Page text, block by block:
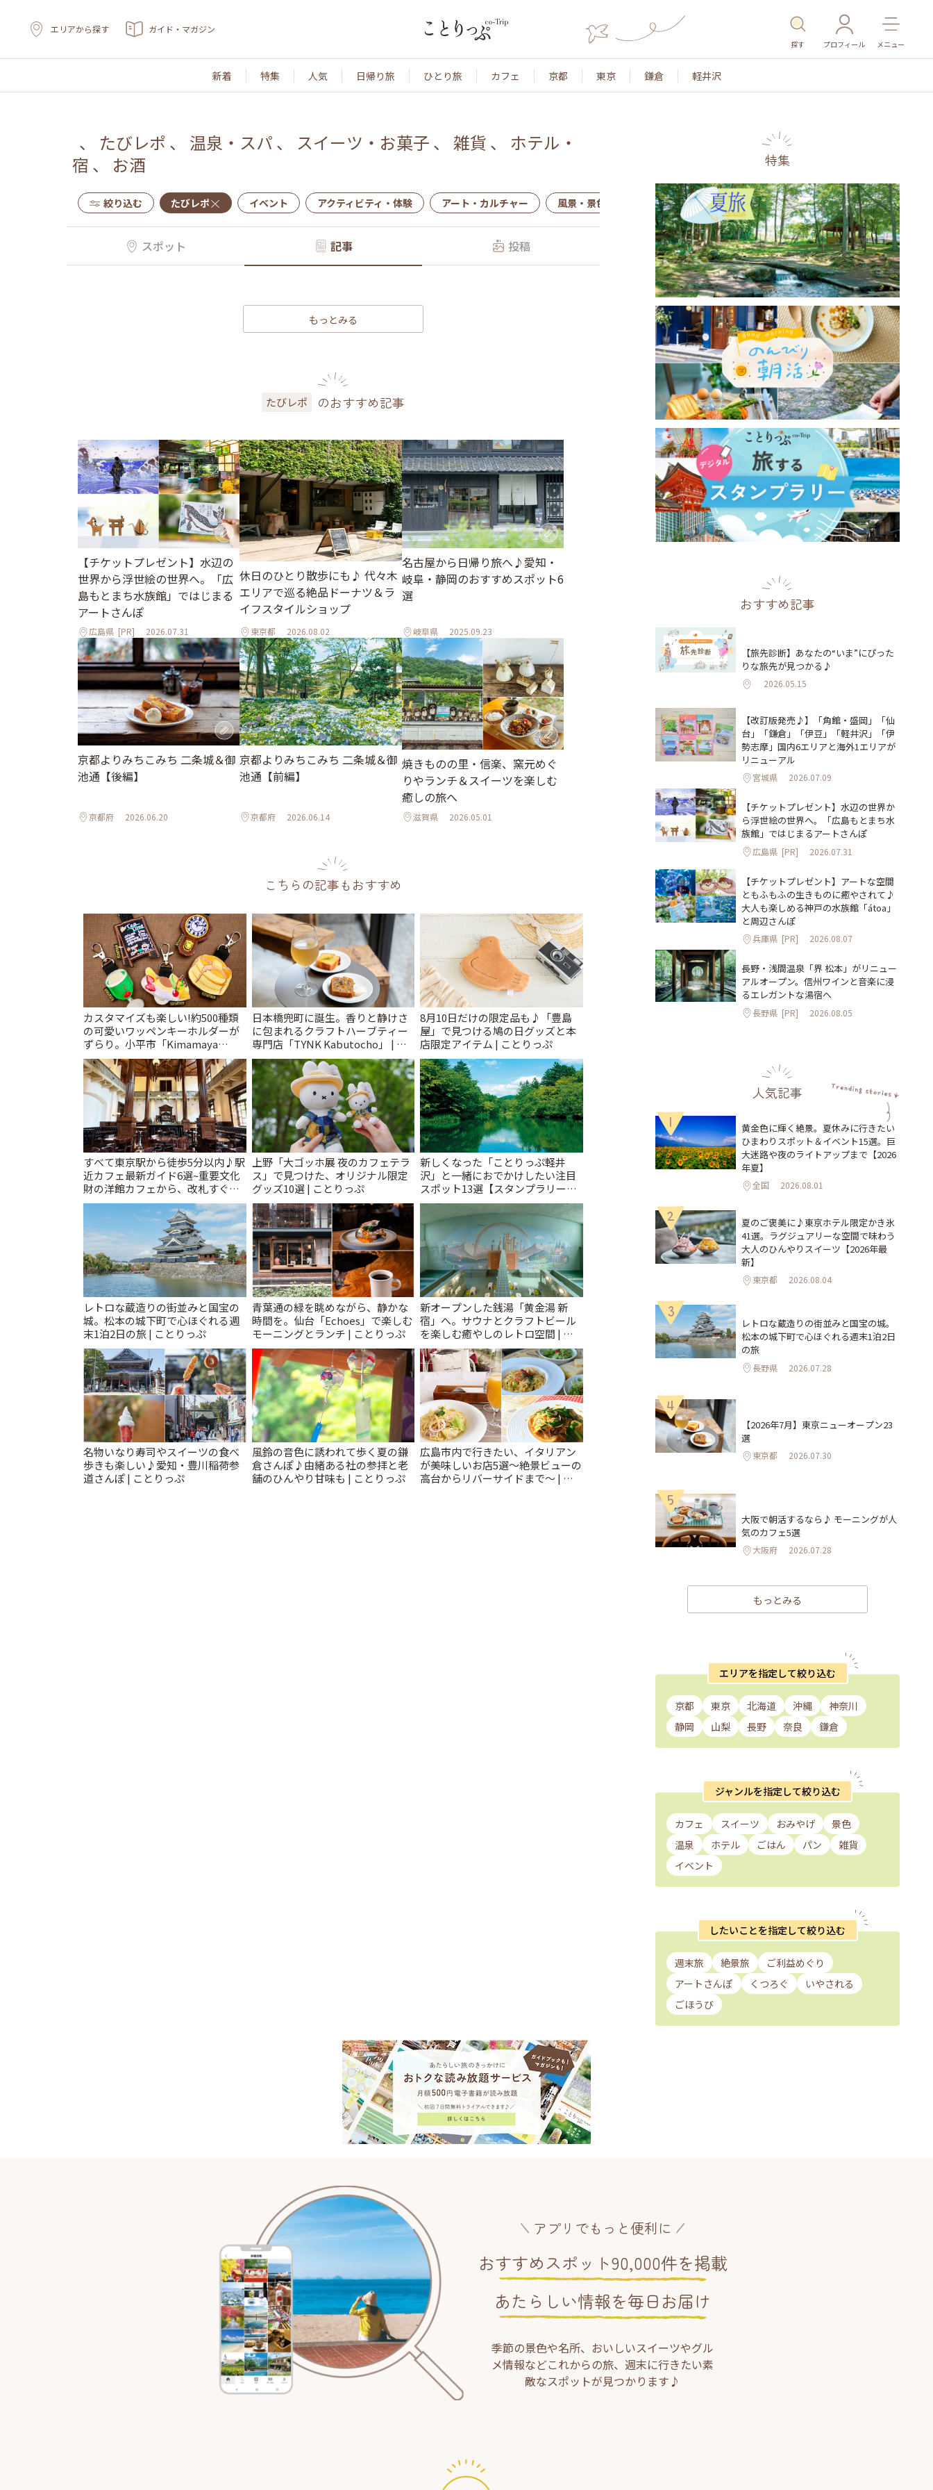
エリアから探す ガイド・マガジン
探す プロフィール メニュー
新着 特集 人気 日帰り旅 ひとり旅 カフェ 京都 東京 鎌倉 軽井沢
、 たびレポ 、 温泉・スパ 、 スイーツ・お菓子 、 雑貨 、 ホテル・
宿 、 お酒
絞り込む たびレポ イベント アクティビティ・体験 アート・カルチャー 風景・景色 名所・旧跡 温泉・スパ その他施設 ごはん
スポット 記事 投稿
もっとみる
たびレポ のおすすめ記事
【チケットプレゼント】水辺の
世界から浮世絵の世界へ。「広
島もとまち水族館」ではじまる
アートさんぽ
広島県 [PR] 2026.07.31
休日のひとり散歩にも♪ 代々木
エリアで巡る絶品ドーナツ＆ラ
イフスタイルショップ
東京都 2026.08.02
名古屋から日帰り旅へ♪愛知・
岐阜・静岡のおすすめスポット6
選
岐阜県 2025.09.23
京都よりみちこみち 二条城＆御
池通【後編】
京都府 2026.06.20
京都よりみちこみち 二条城＆御
池通【前編】
京都府 2026.06.14
焼きものの里・信楽、窯元めぐ
りやランチ＆スイーツを楽しむ
癒しの旅へ
滋賀県 2026.05.01
こちらの記事もおすすめ
カスタマイズも楽しい!約500種類
の可愛いワッペンキーホルダーが
ずらり。小平市「Kimamaya
T&K」 | ことりっぷ
日本橋兜町に誕生。香りと静けさ
に包まれるクラフトハーブティー
専門店「TYNK Kabutocho」 | こ
とりっぷ
8月10日だけの限定品も♪「豊島
屋」で見つける鳩の日グッズと本
店限定アイテム | ことりっぷ
すべて東京駅から徒歩5分以内♪駅
近カフェ最新ガイド6選~重要文化
財の洋館カフェから、改札すぐの
レトロ喫茶まで~ | ことりっぷ
上野「大ゴッホ展 夜のカフェテラ
ス」で見つけた、オリジナル限定
グッズ10選 | ことりっぷ
新しくなった「ことりっぷ軽井
沢」と一緒におでかけしたい注目
スポット13選【スタンプラリー開
催中】 | ことりっぷ
レトロな蔵造りの街並みと国宝の
城。松本の城下町で心ほぐれる週
末1泊2日の旅 | ことりっぷ
青葉通の緑を眺めながら、静かな
時間を。仙台「Echoes」で楽しむ
モーニングとランチ | ことりっぷ
新オープンした銭湯「黄金湯 新
宿」へ。サウナとクラフトビール
を楽しむ癒やしのレトロ空間 | こ
とりっぷ
名物いなり寿司やスイーツの食べ
歩きも楽しい♪愛知・豊川稲荷参
道さんぽ | ことりっぷ
風鈴の音色に誘われて歩く夏の鎌
倉さんぽ♪由緒ある社の参拝と老
舗のひんやり甘味も | ことりっぷ
広島市内で行きたい、イタリアン
が美味しいお店5選〜絶景ビューの
高台からリバーサイドまで〜 | こ
特集
おすすめ記事
【旅先診断】あなたの“いま”にぴった
りな旅先が見つかる♪
2026.05.15
【改訂版発売♪】「角館・盛岡」「仙
台」「鎌倉」「伊豆」「軽井沢」「伊
勢志摩」国内6エリアと海外1エリアが
リニューアル
宮城県 2026.07.09
【チケットプレゼント】水辺の世界か
ら浮世絵の世界へ。「広島もとまち水
族館」ではじまるアートさんぽ
広島県 [PR] 2026.07.31
【チケットプレゼント】アートな空間
ともふもふの生きものに癒やされて♪
大人も楽しめる神戸の水族館「átoa」
と周辺さんぽ
兵庫県 [PR] 2026.08.07
長野・浅間温泉「界 松本」がリニュー
アルオープン。信州ワインと音楽に浸
るエレガントな湯宿へ
長野県 [PR] 2026.08.05
人気記事
1
黄金色に輝く絶景。夏休みに行きたい
ひまわりスポット＆イベント15選。巨
大迷路や夜のライトアップまで【2026
年夏】
全国 2026.08.01
2
夏のご褒美に♪東京ホテル限定かき氷
41選。ラグジュアリーな空間で味わう
大人のひんやりスイーツ【2026年最
新】
東京都 2026.08.04
3
レトロな蔵造りの街並みと国宝の城。
松本の城下町で心ほぐれる週末1泊2日
の旅
長野県 2026.07.28
4
【2026年7月】東京ニューオープン23
選
東京都 2026.07.30
5
大阪で朝活するなら♪ モーニングが人
気のカフェ5選
大阪府 2026.07.28
もっとみる
エリアを指定して絞り込む
京都 東京 北海道 沖縄
神奈川
静岡
山梨 長野 奈良 鎌倉
ジャンルを指定して絞り込む
カフェ スイーツ おみやげ
景色
温泉
ホテル ごはん パン
雑貨
イベント
したいことを指定して絞り込む
週末旅 絶景旅
ご利益めぐり
アートさんぽ
くつろぐ
いやされる
ごほうび
アプリでもっと便利に
おすすめスポット90,000件を掲載
あたらしい情報を毎日お届け
季節の景色や名所、おいしいスイーツやグル
メ情報などこれからの旅、週末に行きたい素
敵なスポットが見つかります♪